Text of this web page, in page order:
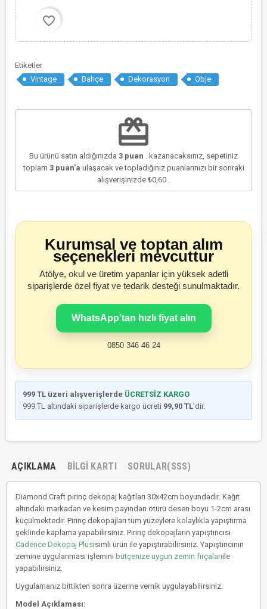
favorite_border
Etiketler
Vintage
Bahçe Dekorasyon Obje
redeem
Bu ürünü satın aldığınızda 3 puan . kazanacaksınız, sepetiniz
toplam 3puan'a ulaşacak ve topladığınız puanlarınızı bir sonraki
alışverişinizde ₺0,60
Kurumsal ve toptan alım
seçenekleri mevcuttur
Atölye, okul ve üretim yapanlar için yüksek adetli
siparişlerde özel fiyat ve tedarik desteği sunulmaktadır.
WhatsApp’tan hızlı fiyat alın
0850 346 46 24
999 TL üzeri alışverişlerde ÜCRETSİZ KARGO
999 TL altındaki siparişlerde kargo ücreti 99,90 TL’dir.
AÇIKLAMA BILGI KARTI SORULAR(SSS)
Diamond Craft pirinç dekopaj kağıtları 30x42cm boyundadır. Kağıt
altındaki markadan ve kesim payından ötürü desen boyu 1-2cm arası
küçülmektedir. Pirinç dekopajları tüm yüzeylere kolaylıkla yapıştırma
şeklinde kaplama yapabilirsiniz. Pirinç dekopajların yapıştırıcısı
Cadence Dekopaj Plusisimli ürün ile yapıştırabilirsiniz. Yapıştırıcının
zemine uygulanması işlemini bütçenize uygun zemin fırçalarıile
yapabilirsiniz.
Uygulamanız bittikten sonra üzerine vernik uygulayabilirsiniz.
Model Açıklaması: